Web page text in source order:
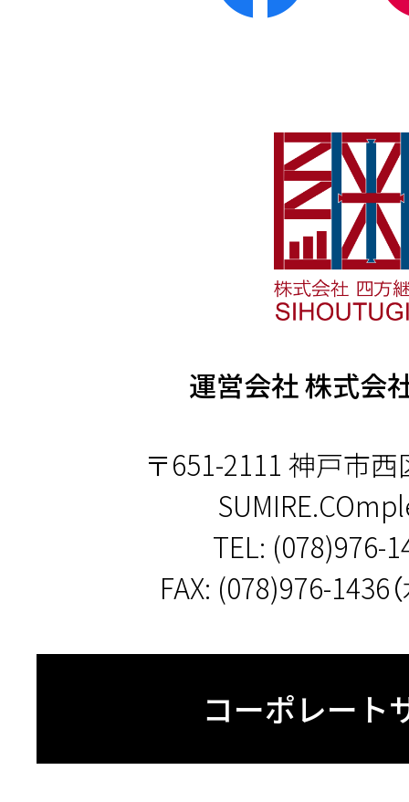
運営会社 株式会
〒651-2111 神戸市
TEL: (078)976-
FAX: (078)976-1436
コーポレート